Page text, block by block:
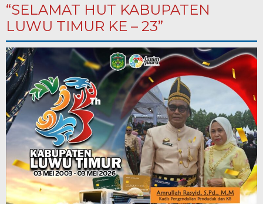
“SELAMAT HUT KABUPATEN
LUWU TIMUR KE – 23”